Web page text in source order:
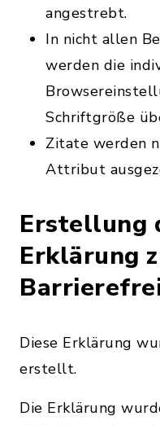
angestrebt.
In nicht allen
werden die
Schriftgröße
Zitate werden
Attribut
Erstellung
Erklärung
Diese Erklärung
erstellt.
Die Erklärung